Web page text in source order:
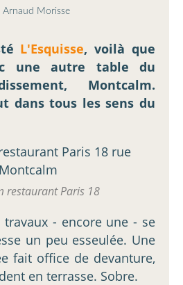
Arnaud Morisse
L'Esquisse, voilà que
une autre table du
Montcalm.
dans tous les sens du
restaurant Paris 18
- encore une - se
un peu esseulée. Une
fait office de devanture,
en terrasse. Sobre.